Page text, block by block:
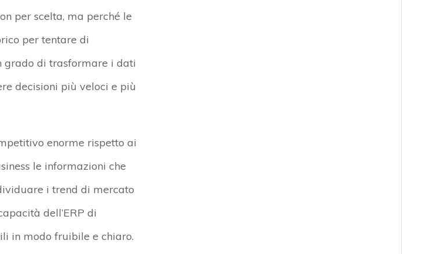
per scelta, ma perché le
per tentare di
grado di trasformare i dati
decisioni più veloci e più
enorme rispetto ai
le informazioni che
i trend di mercato
dell’ERP di
in modo fruibile e chiaro.